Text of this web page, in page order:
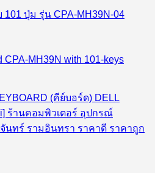
CPA-MH39N with 101-keys